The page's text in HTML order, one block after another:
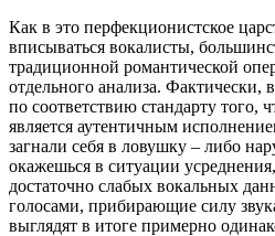
Как в это перфекционистское
вписываться вокалисты,
традиционной романтической
отдельного анализа. Фактически,
по соответствию стандарту того,
является аутентичным
загнали себя в ловушку – либо
окажешься в ситуации
достаточно слабых вокальных
голосами, прибирающие силу
выглядят в итоге примерно